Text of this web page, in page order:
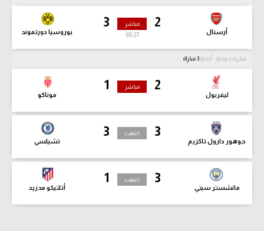
2
أرسنال
3
بوروسيا دورتموند
مباشر
69:29
مباريات ودية - أندية
2
ليفربول
1
موناكو
مباشر
3
جوهور دارول تاكزيم
3
تشيلسي
انتهت
3
مانشستر سيتي
1
أتلتيكو مدريد
انتهت